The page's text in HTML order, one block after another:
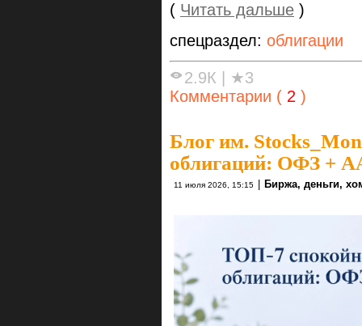
( Читать дальше )
спецраздел: облигации
2.9К | ★3
Комментарии ( 2 )
Блог им.
облигаций: ОФЗ +
11 июля 2026, 15:15 | Биржа, деньги,